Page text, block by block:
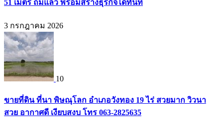
51 เมตร ถมแล้ว พร้อมสร้างธุรกิจได้ทันที
3 กรกฎาคม 2026
10
ขายที่ดิน ที่นา พิษณุโลก อำเภอวังทอง 19 ไร่ สวยมาก วิวนา
สวย อากาศดี เงียบสงบ โทร 063-2825635